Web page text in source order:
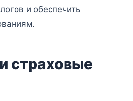
и обеспечить
страховые